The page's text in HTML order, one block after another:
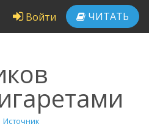
Войти ЧИТАТЬ
Источник